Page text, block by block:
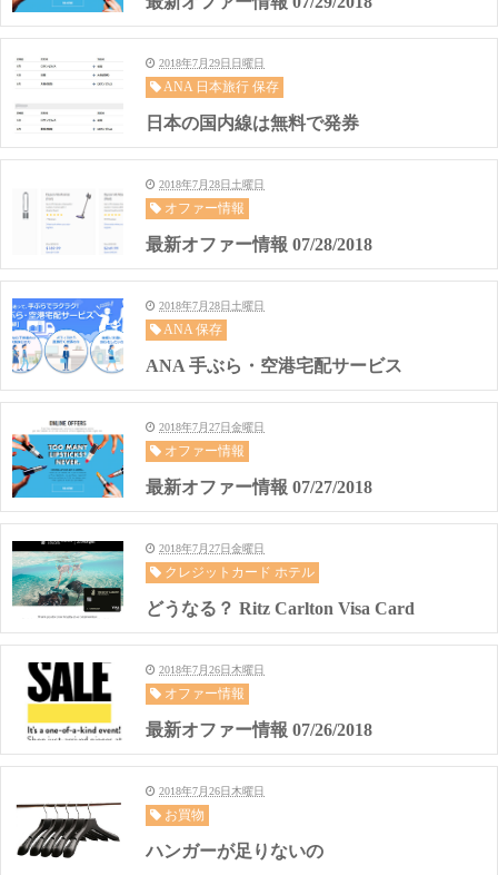
2018年7月29日日曜日
ANA 日本旅行 保存
日本の国内線は無料で発券
2018年7月28日土曜日
オファー情報
最新オファー情報 07/28/2018
2018年7月28日土曜日
ANA 保存
ANA 手ぶら・空港宅配サービス
2018年7月27日金曜日
オファー情報
最新オファー情報 07/27/2018
2018年7月27日金曜日
クレジットカード ホテル
どうなる？ Ritz Carlton Visa Card
2018年7月26日木曜日
オファー情報
最新オファー情報 07/26/2018
2018年7月26日木曜日
お買物
ハンガーが足りないの